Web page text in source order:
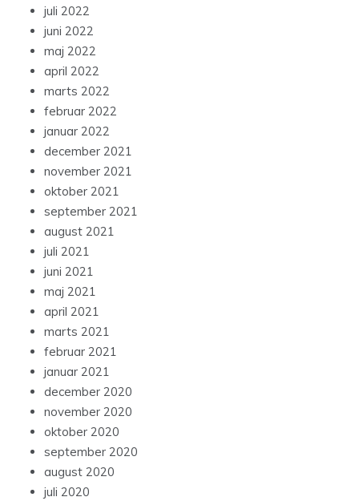
juli 2022
juni 2022
maj 2022
april 2022
marts 2022
februar 2022
januar 2022
december 2021
november 2021
oktober 2021
september 2021
august 2021
juli 2021
juni 2021
maj 2021
april 2021
marts 2021
februar 2021
januar 2021
december 2020
november 2020
oktober 2020
september 2020
august 2020
juli 2020